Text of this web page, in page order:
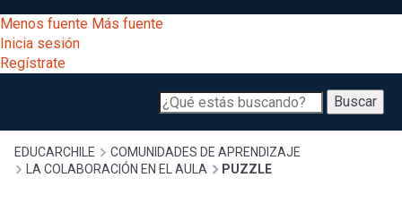
al
contenido
principal
[Educarchile
Escritorio]
Menos fuente Más fuente
Inicia sesión
Regístrate
Buscar
Buscar
Menú
principal
Desarrollo
Expand
Gestión
Sobrescribir
EDUCARCHILE
COMUNIDADES DE APRENDIZAJE
LA COLABORACIÓN EN EL AULA
PUZZLE